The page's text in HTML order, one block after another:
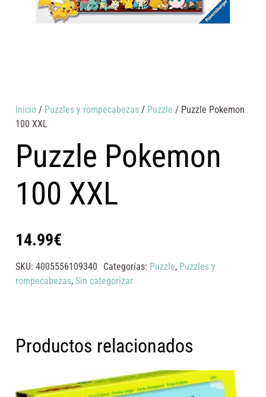
Inicio / Puzzles y rompecabezas / Puzzle / Puzzle Pokemon
100 XXL
Puzzle Pokemon
100 XXL
14.99€
SKU:4005556109340 Categorías: Puzzle, Puzzles y
rompecabezas,Sin categorizar
Productos relacionados